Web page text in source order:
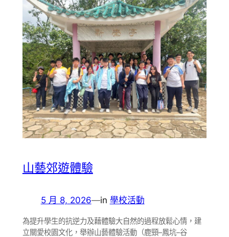
山藝郊遊體驗
5 月 8, 2026—in 學校活動
為提升學生的抗逆力及藉體驗大自然的過程放鬆心情，建
立關愛校園文化，舉辦山藝體驗活動（鹿頸–鳳坑–谷